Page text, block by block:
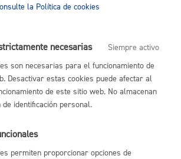
la Política de cookies
necesarias
Siempre activo
son necesarias para el funcionamiento de
Desactivar estas cookies puede afectar al
de este sitio web. No almacenan
de identificación personal.
permiten proporcionar opciones de